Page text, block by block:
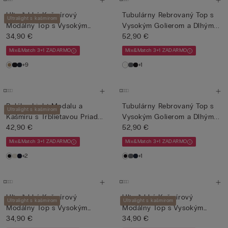
Ultralight s kašmírom
Ultraľahký Kašmírový
Modálny Top s Vysokým
Goliero...
34,90 €
Mix&Match 3+1 ZADARMO
+9
Tubulárny Rebrovaný Top s
Vysokým Golierom a Dlhým...
52,90 €
Mix&Match 3+1 ZADARMO
+1
Ultralight s kašmírom
Rolák z Light Modalu a
Kašmíru s Trblietavou Priad...
42,90 €
Mix&Match 3+1 ZADARMO
+2
Tubulárny Rebrovaný Top s
Vysokým Golierom a Dlhým...
52,90 €
Mix&Match 3+1 ZADARMO
+1
Ultralight s kašmírom
Ultraľahký Kašmírový
Modálny Top s Vysokým
Goliero...
34,90 €
Ultralight s kašmírom
Ultraľahký Kašmírový
Modálny Top s Vysokým
Goliero...
34,90 €